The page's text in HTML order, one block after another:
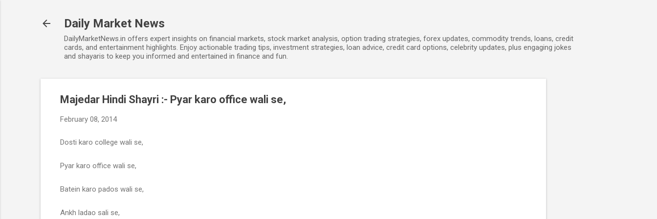
Daily Market News
DailyMarketNews.in offers expert insights on financial markets, stock market analysis, option trading strategies, forex updates, commodity trends, loans, credit
cards, and entertainment highlights. Enjoy actionable trading tips, investment strategies, loan advice, credit card options, celebrity updates, plus engaging jokes
and shayaris to keep you informed and entertained in finance and fun.
Majedar Hindi Shayri :- Pyar karo office wali se,
February 08, 2014
Dosti karo college wali se,
Pyar karo office wali se,
Batein karo pados wali se,
Ankh ladao sali se,